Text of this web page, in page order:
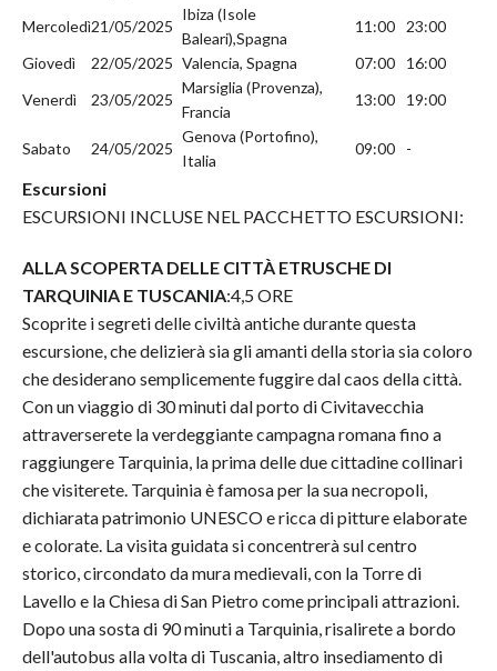
Mercoledì21/05/2025
Ibiza (Isole
Baleari),Spagna
11:00
23:00
Giovedì
22/05/2025 Valencia, Spagna 07:00
16:00
Venerdì
23/05/2025
Marsiglia (Provenza),
Francia
13:00 19:00
Sabato 24/05/2025
Genova (Portofino),
Italia
09:00 -
Escursioni
ESCURSIONI INCLUSE NEL PACCHETTO ESCURSIONI:
ALLA SCOPERTA DELLE CITTÀ ETRUSCHE DI
TARQUINIA E TUSCANIA:4,5 ORE
Scoprite i segreti delle civiltà antiche durante questa
escursione, che delizierà sia gli amanti della storia sia coloro
che desiderano semplicemente fuggire dal caos della città.
Con un viaggio di 30 minuti dal porto di Civitavecchia
attraverserete la verdeggiante campagna romana fino a
raggiungere Tarquinia, la prima delle due cittadine collinari
che visiterete. Tarquinia è famosa per la sua necropoli,
dichiarata patrimonio UNESCO e ricca di pitture elaborate
e colorate. La visita guidata si concentrerà sul centro
storico, circondato da mura medievali, con la Torre di
Lavello e la Chiesa di San Pietro come principali attrazioni.
Dopo una sosta di 90 minuti a Tarquinia, risalirete a bordo
dell'autobus alla volta di Tuscania, altro insediamento di